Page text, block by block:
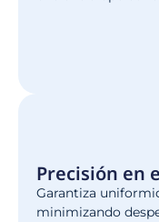
Precisión en
Garantiza
minimizando